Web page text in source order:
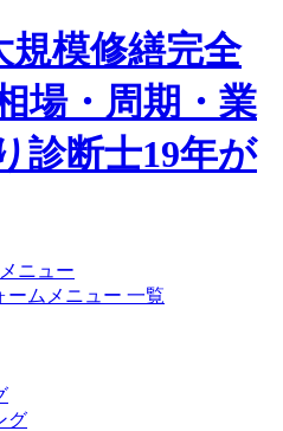
ニュー
ームメニュー 一覧
グ